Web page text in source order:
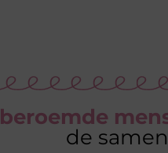
beroemde
de